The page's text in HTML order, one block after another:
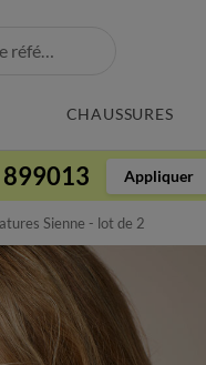
CHAUSSURES
899013 Appliquer
Sienne - lot de 2